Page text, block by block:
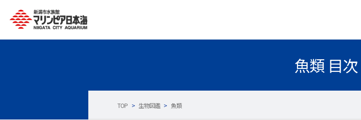
魚類 目次
TOP > 生物図鑑 > 魚類